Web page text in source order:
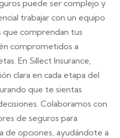
puede ser complejo y
trabajar con un equipo
comprendan tus
comprometidos a
En Sillect Insurance,
clara en cada etapa del
que te sientas
Colaboramos con
de seguros para
de opciones, ayudándote a